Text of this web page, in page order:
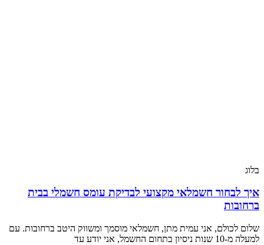
בלוג
איך לבחור חשמלאי מקצועי לבדיקת עומס חשמלי בבית
ברחובות
שלום לכולם, אני עמית מתן, חשמלאי מוסמך ומשווק היטב ברחובות. עם
למעלה מ-10 שנות ניסיון בתחום החשמל, אני יודע עד